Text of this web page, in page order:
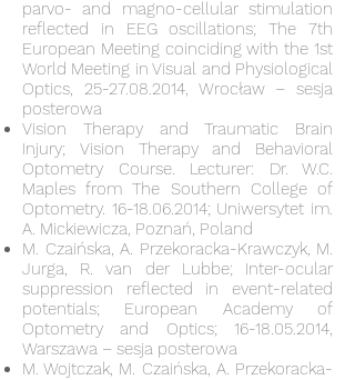
parvo- and magno-cellular stimulation
reflected in EEG oscillations; The 7th
European Meeting coinciding with the 1st
World Meeting in Visual and Physiological
Optics, 25-27.08.2014, Wrocław – sesja
posterowa
Vision Therapy and Traumatic Brain
Injury; Vision Therapy and Behavioral
Optometry Course. Lecturer: Dr. W.C.
Maples from The Southern College of
Optometry. 16-18.06.2014; Uniwersytet im.
A. Mickiewicza, Poznań, Poland
M. Czaińska, A. Przekoracka-Krawczyk, M.
Jurga, R. van der Lubbe; Inter-ocular
suppression reflected in event-related
potentials; European Academy of
Optometry and Optics; 16-18.05.2014,
Warszawa – sesja posterowa
M. Wojtczak, M. Czaińska, A. Przekoracka-